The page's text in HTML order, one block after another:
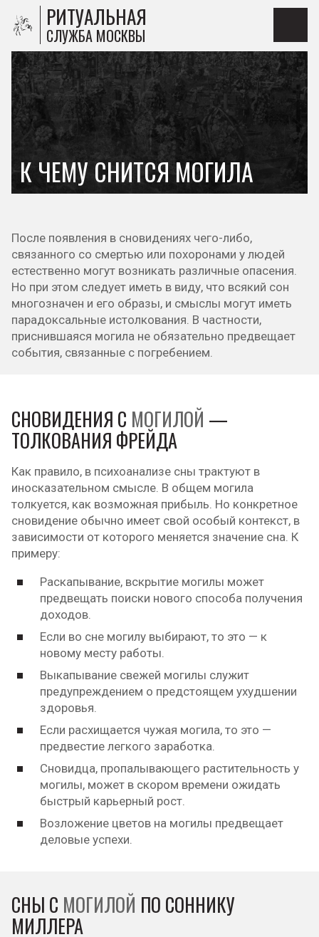
РИТУАЛЬНАЯ
СЛУЖБА МОСКВЫ
К ЧЕМУ СНИТСЯ МОГИЛА
После появления в сновидениях чего-либо,
связанного со смертью или похоронами у людей
естественно могут возникать различные опасения.
Но при этом следует иметь в виду, что всякий сон
многозначен и его образы, и смыслы могут иметь
парадоксальные истолкования. В частности,
приснившаяся могила не обязательно предвещает
события, связанные с погребением.
СНОВИДЕНИЯ С МОГИЛОЙ —
ТОЛКОВАНИЯ ФРЕЙДА
Как правило, в психоанализе сны трактуют в
иносказательном смысле. В общем могила
толкуется, как возможная прибыль. Но конкретное
сновидение обычно имеет свой особый контекст, в
зависимости от которого меняется значение сна. К
примеру:
Раскапывание, вскрытие могилы может
предвещать поиски нового способа получения
доходов.
Если во сне могилу выбирают, то это — к
новому месту работы.
Выкапывание свежей могилы служит
предупреждением о предстоящем ухудшении
здоровья.
Если расхищается чужая могила, то это —
предвестие легкого заработка.
Сновидца, пропалывающего растительность у
могилы, может в скором времени ожидать
быстрый карьерный рост.
Возложение цветов на могилы предвещает
деловые успехи.
СНЫ С МОГИЛОЙ ПО СОННИКУ
МИЛЛЕРА